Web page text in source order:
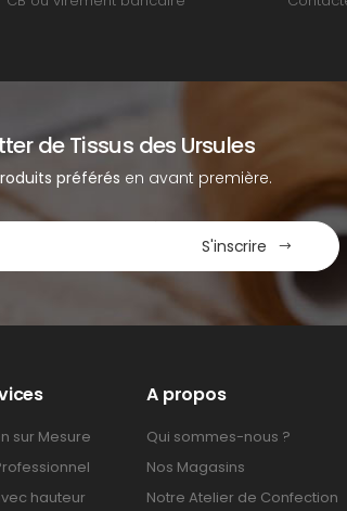
de Tissus des Ursules
préférés en avant première.
S'inscrire
sur Mesure
hauteur
A propos
Qui sommes-nous ?
Nos Magasins
Notre Atelier de Confection